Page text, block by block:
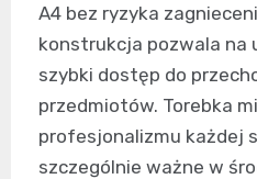
A4 bez ryzyka
konstrukcja pozwala na
szybki dostęp do
przedmiotów. Torebka
profesjonalizmu każdej
szczególnie ważne w